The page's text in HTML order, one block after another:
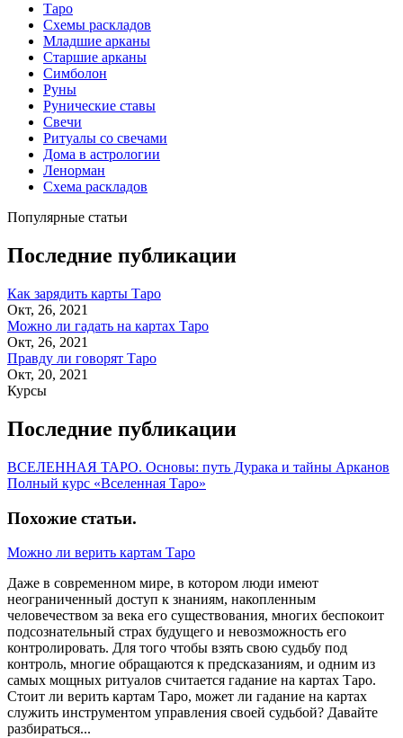
Таро
Схемы раскладов
Младшие арканы
Старшие арканы
Симболон
Руны
Рунические ставы
Свечи
Ритуалы со свечами
Дома в астрологии
Ленорман
Схема раскладов
Популярные статьи
Последние публикации
Как зарядить карты Таро
Окт, 26, 2021
Можно ли гадать на картах Таро
Окт, 26, 2021
Правду ли говорят Таро
Окт, 20, 2021
Курсы
Последние публикации
ВСЕЛЕННАЯ ТАРО. Основы: путь Дурака и тайны Арканов
Полный курс «Вселенная Таро»
Похожие статьи.
Можно ли верить картам Таро
Даже в современном мире, в котором люди имеют
неограниченный доступ к знаниям, накопленным
человечеством за века его существования, многих беспокоит
подсознательный страх будущего и невозможность его
контролировать. Для того чтобы взять свою судьбу под
контроль, многие обращаются к предсказаниям, и одним из
самых мощных ритуалов считается гадание на картах Таро.
Стоит ли верить картам Таро, может ли гадание на картах
служить инструментом управления своей судьбой? Давайте
разбираться...